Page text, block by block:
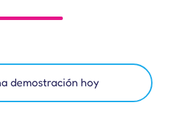
demostración hoy